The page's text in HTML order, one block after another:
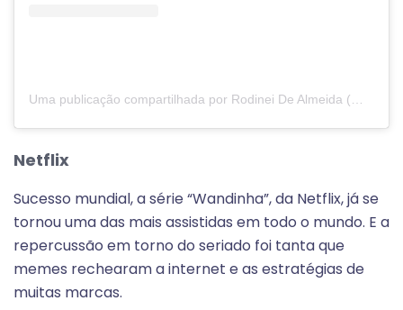
Uma publicação compartilhada por Rodinei De Almeida (@pretinhorodi_oficial)
Netflix
Sucesso mundial, a série “Wandinha”, da Netflix, já se
tornou uma das mais assistidas em todo o mundo. E a
repercussão em torno do seriado foi tanta que
memes rechearam a internet e as estratégias de
muitas marcas.